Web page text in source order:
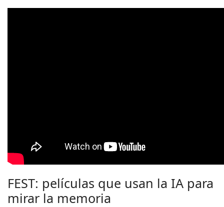
FEST: películas que usan la IA para
mirar la memoria